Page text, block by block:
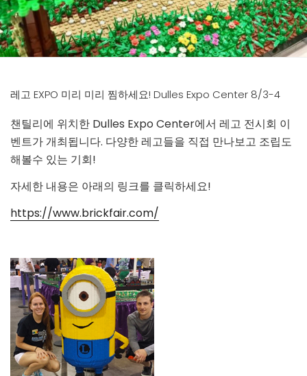
레고 EXPO 미리 미리 찜하세요! Dulles Expo Center 8/3-4
챈틸리에 위치한 Dulles Expo Center에서 레고 전시회 이
벤트가 개최됩니다. 다양한 레고들을 직접 만나보고 조립도
해볼수 있는 기회!
자세한 내용은 아래의 링크를 클릭하세요!
https://www.brickfair.com/